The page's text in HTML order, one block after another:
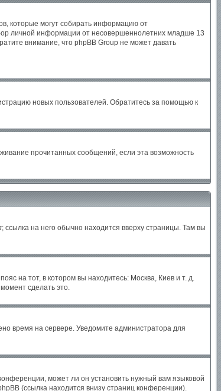
которые могут собирать информацию от
личной информации от несовершеннолетних младше 13
внимание, что phpBB Group не может давать
новых пользователей. Обратитесь за помощью к
прочитанных сообщений, если эта возможность
; ссылка на него обычно находится вверху страницы. Там вы
на тот, в котором вы находитесь: Москва, Киев и т. д.
сделать это.
время на сервере. Уведомите администратора для
может ли он установить нужный вам языковой
(ссылка находится внизу страниц конференции).